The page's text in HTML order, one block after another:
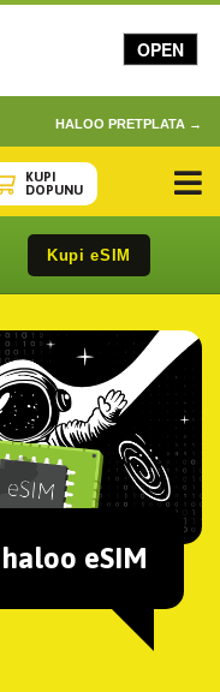
HALOO PRETPLATA →
KUPI
DOPUNU
Kupi eSIM
haloo eSIM
OPEN